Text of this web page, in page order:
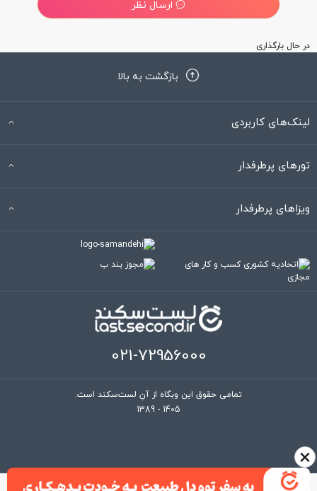
فائزه صالحی
0
آیگین قباخلو
درود و سپاس بابت نگارش سفرنامه جذاب و گیرا، بسیار خرسندم از قلم شیوا و
این سفرنامه از بس جالب بود که تا الان سه بار خوندم. نکاتی هم که در بین
نوشته ها ذکر کردی خیلی مفید بودن. برقرار و پایدار باشی
درود بر آقای شاهمرادی. از خواندن سفرنامه شما بسی لذت بردم و جای افسوس
دارد که چرا جزایر جنوبی ما ناشناخته مونده و تا بحال اون طور که باید کشف
×